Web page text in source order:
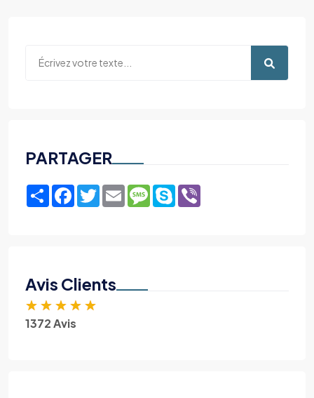
PARTAGER
ShareFacebook
TwitterEmailMessage
Skype
Avis Clients
★ ★ ★ ★ ★
1372 Avis